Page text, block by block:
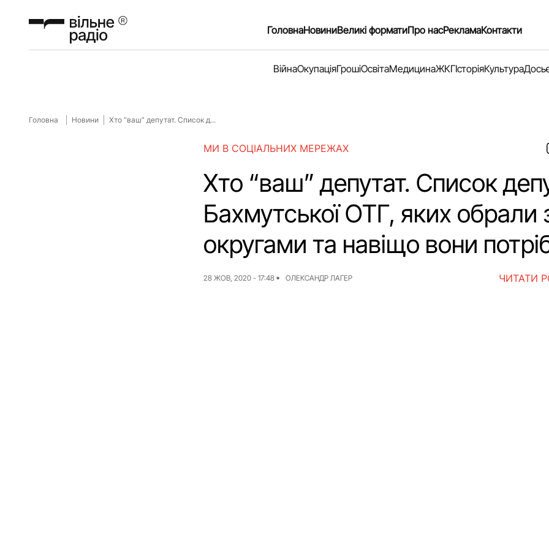
ГоловнаНовиниВеликі форматиПро насРекламаКонтакти
ВійнаОкупаціяГрошіОсвітаМедицинаЖКГІсторіяКультура
Головна Новини Хто “ваш” депутат. Список д...
МИ В СОЦІАЛЬНИХ МЕРЕЖАХ
Хто “ваш” депутат. Список
Бахмутської ОТГ, яких обрали
округами та навіщо вони
28 ЖОВ, 2020 - 17:48 ОЛЕКСАНДР ЛАГЕР ЧИТАТИ